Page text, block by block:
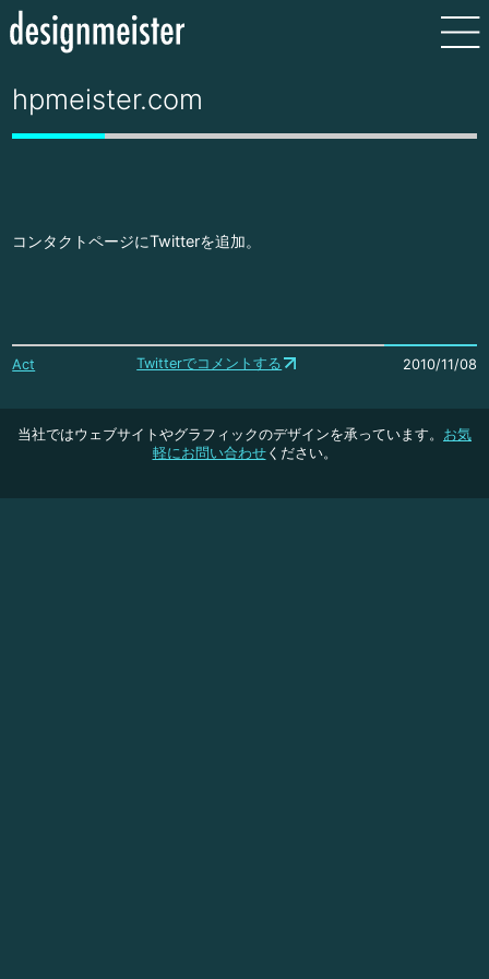
hpmeister.com
コンタクトページにTwitterを追加。
Act Twitterでコメントする 2010/11/08
当社ではウェブサイトやグラフィックのデザインを承っています。 お気
軽にお問い合わせください。